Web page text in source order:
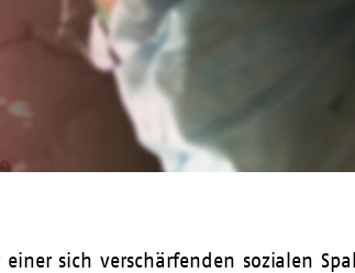
sich verschärfenden sozialen